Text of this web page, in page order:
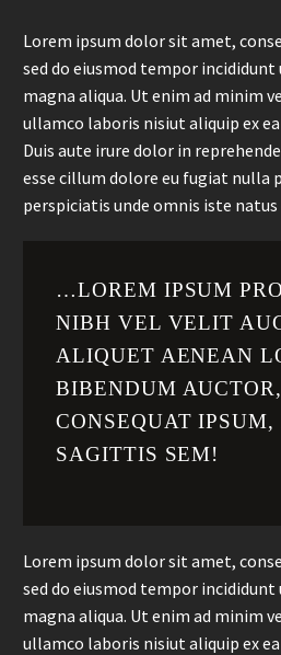
Lorem ipsum dolor sit amet,
sed do eiusmod tempor
magna aliqua. Ut enim ad minim
ullamco laboris nisiut aliquip ex
Duis aute irure dolor in
esse cillum dolore eu fugiat nulla
perspiciatis unde omnis iste
…LOREM IPSUM
NIBH VEL VELIT
ALIQUET AENEAN
BIBENDUM
CONSEQUAT IPSUM,
SAGITTIS SEM!
Lorem ipsum dolor sit amet,
sed do eiusmod tempor
magna aliqua. Ut enim ad minim
ullamco laboris nisiut aliquip ex